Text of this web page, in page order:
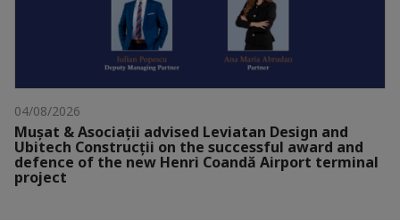
04/08/2026
Mușat & Asociații advised Leviatan Design and
Ubitech Construcții on the successful award and
defence of the new Henri Coandă Airport terminal
project